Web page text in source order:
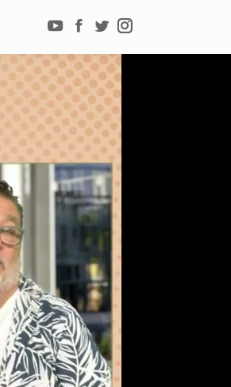
YouTube
Facebook
TwitterInstagram